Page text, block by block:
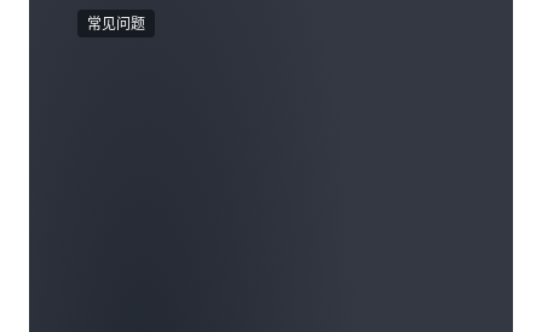
松选择，并快速设置您希望与给定通道或聊天室
决事件。
常见问题